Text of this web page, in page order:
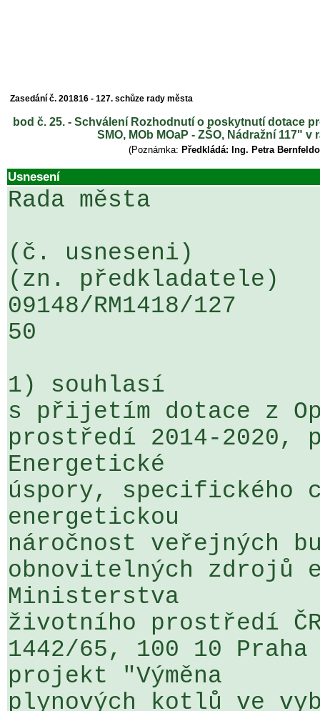
Zasedání č. 201816 - 127. schůze rady města
bod č. 25. - Schválení Rozhodnutí o poskytnutí dotace
SMO, MOb MOaP - ZŠO, Nádražní 117"
(Poznámka: Předkládá: Ing. Petra
Usnesení
Rada města
(č. usneseni)
(zn. předkladatele)
09148/RM1418/
50
1) souhlasí
s přijetím dotace z
prostředí 2014-
Energetické
úspory,
energetickou
náročnost veřejných
obnovitelných zdrojů
Ministerstva
životního prostředí
1442/65, 100 10
projekt "Výměna
plynových kotlů ve